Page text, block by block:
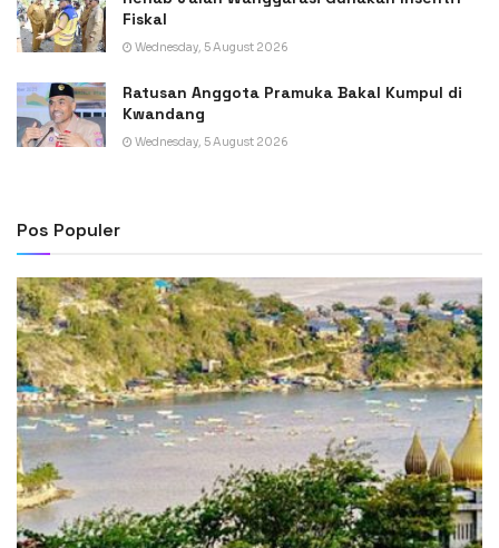
Fiskal
Wednesday, 5 August 2026
Ratusan Anggota Pramuka Bakal Kumpul di
Kwandang
Wednesday, 5 August 2026
Pos Populer